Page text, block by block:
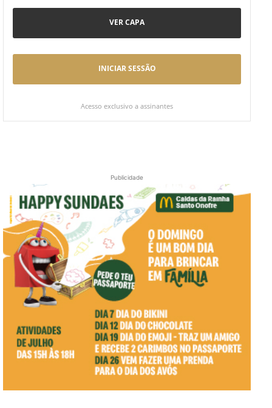
VER CAPA
INICIAR SESSÃO
Acesso exclusivo a assinantes
Publicidade